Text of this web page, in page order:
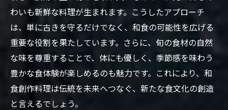
わいも新鮮な料理が生まれます。こうしたアプローチ
は、単に古きを守るだけでなく、和食の可能性を広げる
重要な役割を果たしています。さらに、旬の食材の自然
な味を尊重することで、体にも優しく、季節感を味わう
豊かな食体験が楽しめるのも魅力です。これにより、和
食創作料理は伝統を未来へつなぐ、新たな食文化の創造
と言えるでしょう。